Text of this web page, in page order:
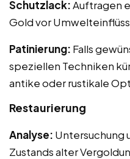
Schutzlack:Auftragen
Gold vor
Patinierung: Falls
speziellen Techniken
antike oder rustikale
Restaurierung
Analyse: Untersuchung
Zustands alter